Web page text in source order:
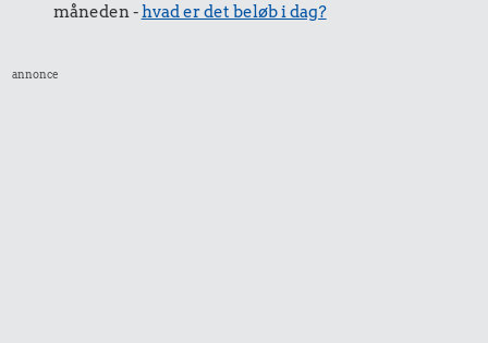
1,14 kr.
måneden -hvad er det beløb i dag?
annonce